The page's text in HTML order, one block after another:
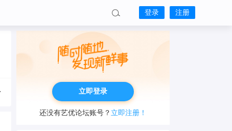
登录 注册
立即登录
还没有艺优论坛账号？ 立即注册！